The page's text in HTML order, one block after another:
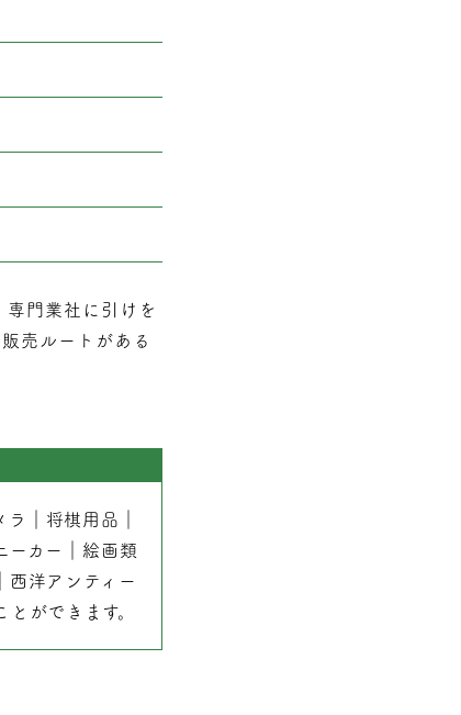
専門業社に引けを
売ルートがある
ラ 将棋用品
ーカー
絵画類
西洋アンティー
ができます。